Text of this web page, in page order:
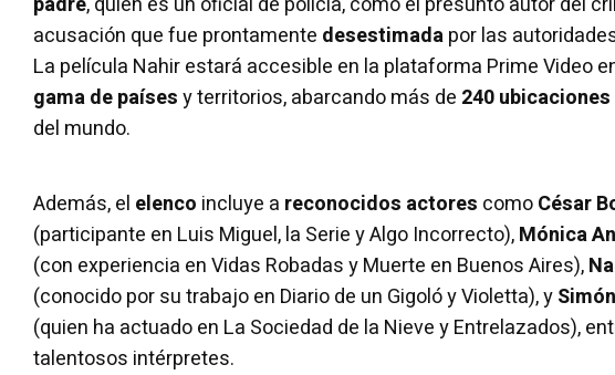
acusación que fue prontamente desestimadapor las
La película Nahir estará accesible en la plataforma Prime Video
gama de paísesy territorios, abarcando más de 240 ubicaciones
del mundo.
Además, el elenco incluye a reconocidos actores comoCésar
(participante en Luis Miguel, la Serie y Algo Incorrecto),Mónica
(con experiencia en Vidas Robadas y Muerte en Buenos Aires),
(conocido por su trabajo en Diario de un Gigoló y Violetta), y
(quien ha actuado en La Sociedad de la Nieve y Entrelazados),
talentosos intérpretes.